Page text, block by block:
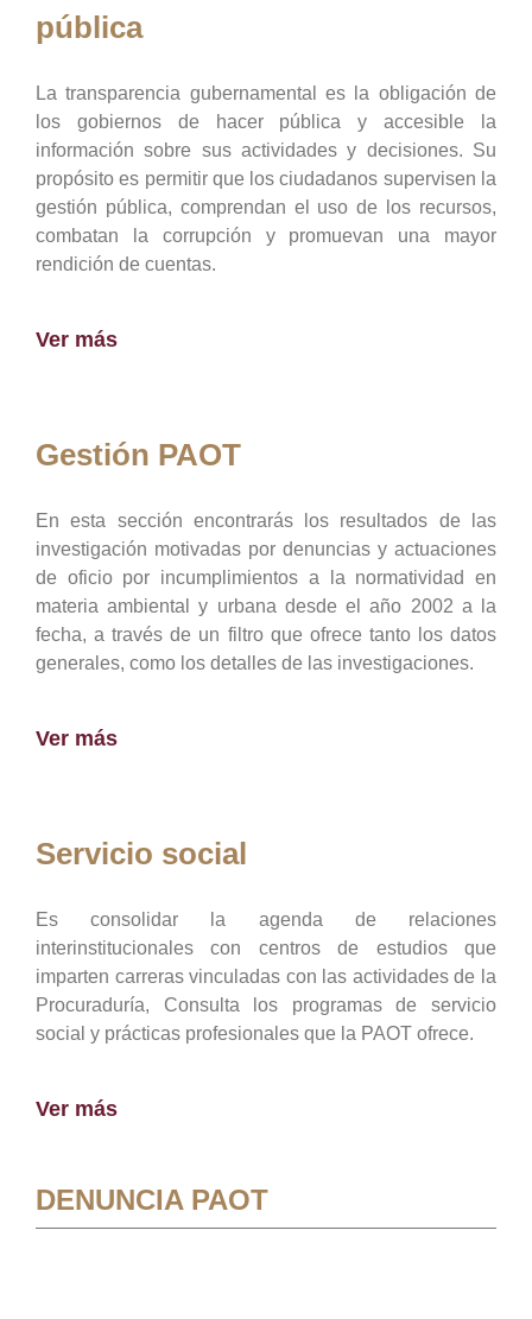
pública
La transparencia gubernamental es la obligación de
los gobiernos de hacer pública y accesible la
información sobre sus actividades y decisiones. Su
propósito es permitir que los ciudadanos supervisen la
gestión pública, comprendan el uso de los recursos,
combatan la corrupción y promuevan una mayor
rendición de cuentas.
Ver más
Gestión PAOT
En esta sección encontrarás los resultados de las
investigación motivadas por denuncias y actuaciones
de oficio por incumplimientos a la normatividad en
materia ambiental y urbana desde el año 2002 a la
fecha, a través de un filtro que ofrece tanto los datos
generales, como los detalles de las investigaciones.
Ver más
Servicio social
Es consolidar la agenda de relaciones
interinstitucionales con centros de estudios que
imparten carreras vinculadas con las actividades de la
Procuraduría, Consulta los programas de servicio
social y prácticas profesionales que la PAOT ofrece.
Ver más
DENUNCIA PAOT